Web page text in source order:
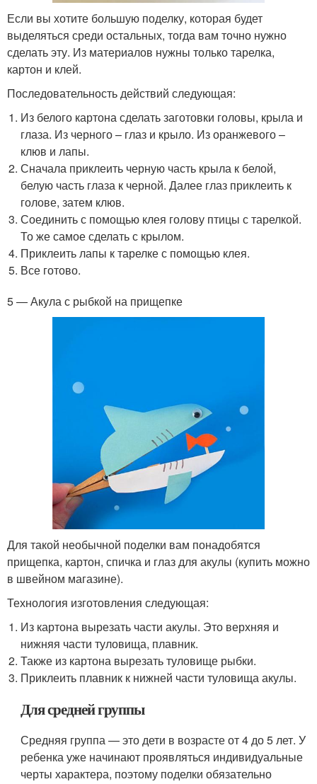
Если вы хотите большую поделку, которая будет
выделяться среди остальных, тогда вам точно нужно
сделать эту. Из материалов нужны только тарелка,
картон и клей.
Последовательность действий следующая:
Из белого картона сделать заготовки головы, крыла и
глаза. Из черного – глаз и крыло. Из оранжевого –
клюв и лапы.
Сначала приклеить черную часть крыла к белой,
белую часть глаза к черной. Далее глаз приклеить к
голове, затем клюв.
Соединить с помощью клея голову птицы с тарелкой.
То же самое сделать с крылом.
Приклеить лапы к тарелке с помощью клея.
Все готово.
5 — Акула с рыбкой на прищепке
Для такой необычной поделки вам понадобятся
прищепка, картон, спичка и глаз для акулы (купить можно
в швейном магазине).
Технология изготовления следующая:
Из картона вырезать части акулы. Это верхняя и
нижняя части туловища, плавник.
Также из картона вырезать туловище рыбки.
Приклеить плавник к нижней части туловища акулы.
Для средней группы
Средняя группа — это дети в возрасте от 4 до 5 лет. У
ребенка уже начинают проявляться индивидуальные
черты характера, поэтому поделки обязательно